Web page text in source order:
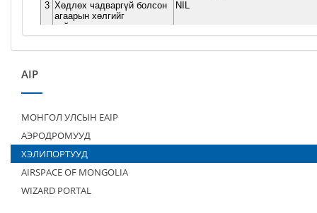
AIP
МОНГОЛ УЛСЫН EAIP
АЭРОДРОМУУД
ХЭЛИПОРТУУД
AIRSPACE OF MONGOLIA
WIZARD PORTAL